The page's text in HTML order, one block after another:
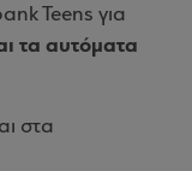
Teens για
τα αυτόματα
στα